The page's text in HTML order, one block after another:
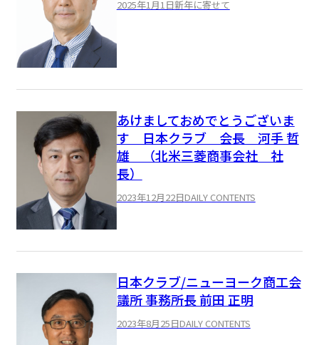
2025年1月1日新年に寄せて
あけましておめでとうございま
す 日本クラブ 会長 河手 哲
雄 （北米三菱商事会社 社
長）
2023年12月22日DAILY CONTENTS
日本クラブ/ニューヨーク商工会
議所 事務所長 前田 正明
2023年8月25日DAILY CONTENTS